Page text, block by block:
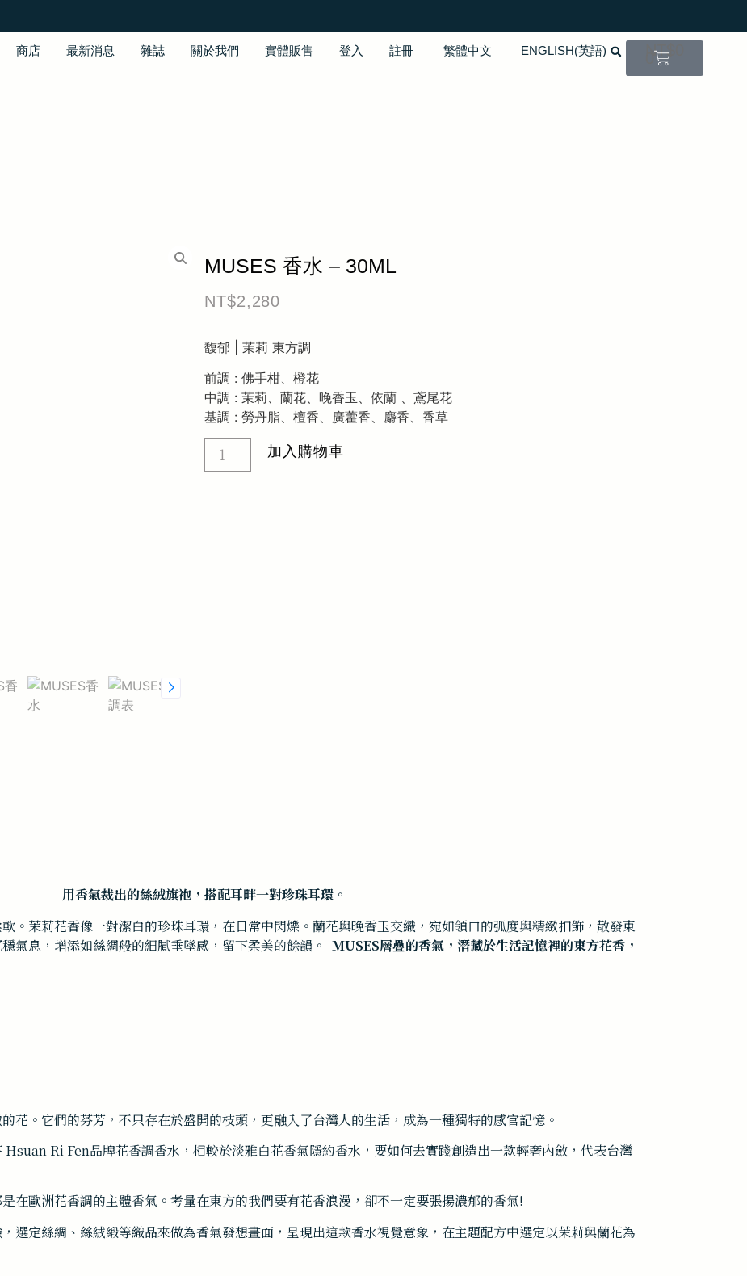
商店 最新消息 雜誌 關於我們 實體販售 登入 註冊 繁體中文 ENGLISH(英語) NT$
MUSES 香水 – 30ML
NT$2,280
馥郁 | 茉莉 東方調
前調 : 佛手柑、橙花
中調 : 茉莉、蘭花、晚香玉、依蘭 、鳶尾花
基調 : 勞丹脂、檀香、廣藿香、麝香、香草
加入購物車
用香氣裁出的絲絨旗袍， 搭配耳畔一對珍珠耳環。
。茉莉花香像一對潔白的珍珠耳環，在日常中閃爍。蘭花與晚香玉交織，宛如領口的弧度與精緻扣飾，散發東
氣息，增添如絲綢般的細膩垂墜感，留下柔美的餘韻。 MUSES層疊的香氣，潛藏於生活記憶裡的東方花香，
花。它們的芬芳，不只存在於盛開的枝頭，更融入了台灣人的生活，成為一種獨特的感官記憶。
Ri Fen品牌花香調香水，相較於淡雅白花香氣隱約香水，要如何去實踐創造出一款輕奢內斂，代表台灣
在歐洲花香調的主體香氣。考量在東方的我們要有花香浪漫，卻不一定要張揚濃郁的香氣!
選定絲綢、絲絨緞等織品來做為香氣發想畫面，呈現出這款香水視覺意象，在主題配方中選定以茉莉與蘭花為